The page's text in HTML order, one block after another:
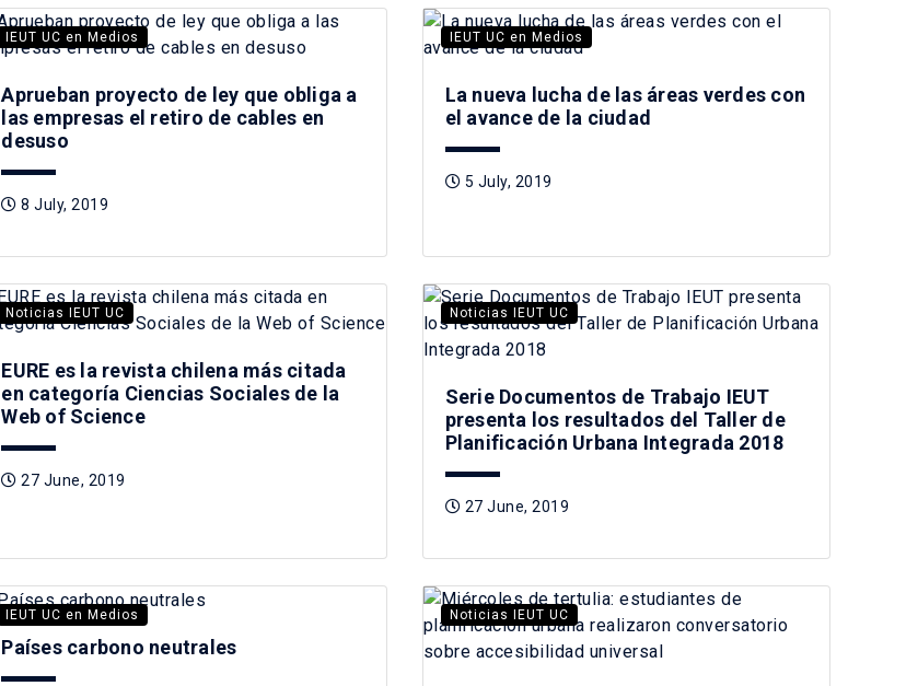
IEUT UC en Medios
Aprueban proyecto de ley que obliga a
las empresas el retiro de cables en
desuso
8 July, 2019
IEUT UC en Medios
La nueva lucha de las áreas verdes con
el avance de la ciudad
5 July, 2019
Noticias IEUT UC
EURE es la revista chilena más citada
en categoría Ciencias Sociales de la
Web of Science
27 June, 2019
Noticias IEUT UC
Serie Documentos de Trabajo IEUT
presenta los resultados del Taller de
Planificación Urbana Integrada 2018
27 June, 2019
IEUT UC en Medios
Países carbono neutrales
Noticias IEUT UC